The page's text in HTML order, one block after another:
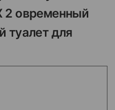
2 овременный
туалет для